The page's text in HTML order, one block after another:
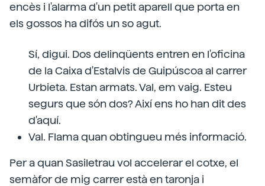
encès i l'alarma d'un petit aparell que porta en
els gossos ha difós un so agut.
Sí, digui. Dos delinqüents entren en l'oficina
de la Caixa d'Estalvis de Guipúscoa al carrer
Urbieta. Estan armats. Val, em vaig. Esteu
segurs que són dos? Així ens ho han dit des
d'aquí.
Val. Flama quan obtingueu més informació.
Per a quan Sasiletrau vol accelerar el cotxe, el
semàfor de mig carrer està en taronja i